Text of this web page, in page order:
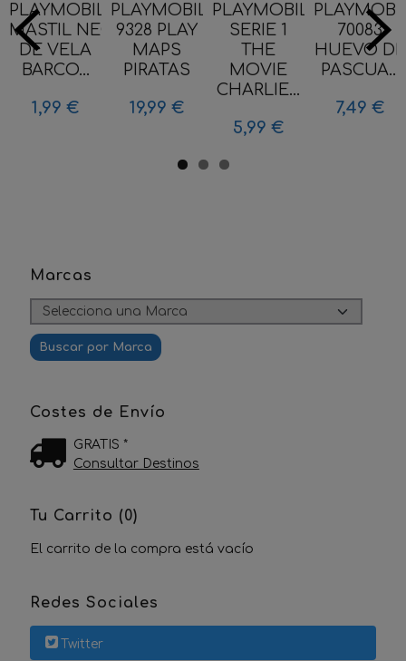
Marcas
Costes de Envío
GRATIS *
Consultar Destinos
Tu Carrito (0)
El carrito de la compra está vacío
Redes Sociales
Twitter
PLAYMOBIL
MASTIL NEGRO
DE VELA
BARCO...
1,99 €
PLAYMOBIL
9328 PLAY
MAPS
PIRATAS
19,99 €
PLAYMOBIL
SERIE 1
THE
MOVIE
CHARLIE...
5,99 €
70083
HUEVO DE
PASCUA...
7,49 €